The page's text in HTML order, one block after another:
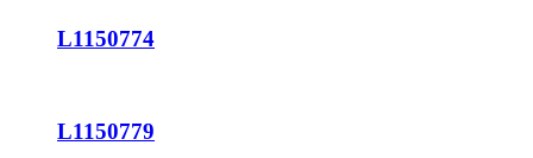
L1150774
L1150779